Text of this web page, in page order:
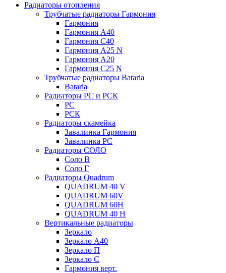
Радиаторы отопления
Трубчатые радиаторы Гармония
Гармония
Гармония А40
Гармония С40
Гармония А25 N
Гармония А20
Гармония С25 N
Трубчатые радиаторы Bataria
Bataria
Радиаторы РС и РСК
РС
РСК
Радиаторы скамейка
Завалинка Гармония
Завалинка РС
Радиаторы СОЛО
Соло В
Соло Г
Радиаторы Quadrum
QUADRUM 40 V
QUADRUM 60V
QUADRUM 60H
QUADRUM 40 H
Вертикальные радиаторы
Зеркало
Зеркало А40
Зеркало П
Зеркало С
Гармония верт.